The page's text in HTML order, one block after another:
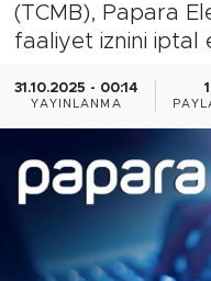
(TCMB), Papara
faaliyet iznini iptal
31.10.2025 - 00:14
YAYINLANMA
1